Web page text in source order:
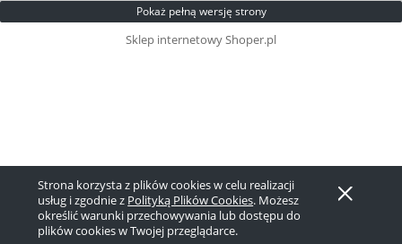
Strona korzysta z plików cookies w celu realizacji
usług i zgodnie z Polityką Plików Cookies. Możesz
określić warunki przechowywania lub dostępu do
plików cookies w Twojej przeglądarce.
Pokaż pełną wersję strony
Sklep internetowy Shoper.pl